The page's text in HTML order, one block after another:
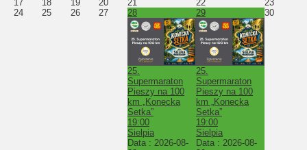
17
18 19 20 21 22
23
24
25 26 27 28
25.
Supermaraton
Pieszy na 100
km „Konecka
Setka”
19:00
Sielpia
Data : 2026-08-
29
25.
Supermaraton
Pieszy na 100
km „Konecka
Setka”
19:00
Sielpia
Data : 2026-08-
30